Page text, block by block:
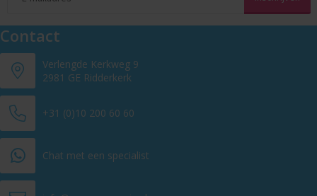
Contact
Verlengde Kerkweg 9
2981 GE Ridderkerk
+31 (0)10 200 60 60
Chat met een specialist